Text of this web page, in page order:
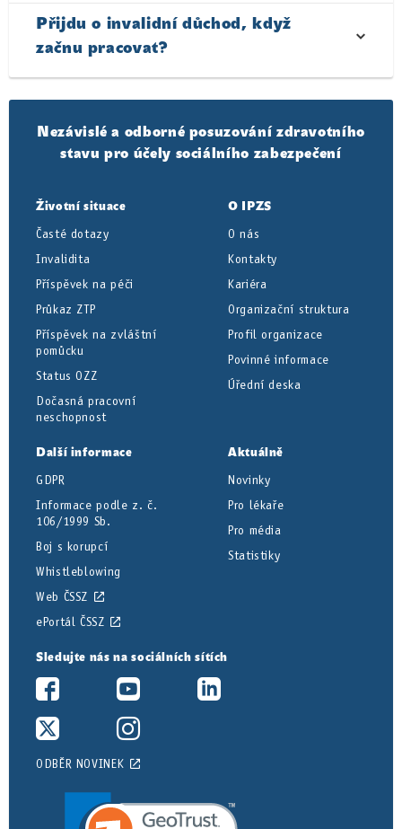
Přijdu o invalidní důchod, když
začnu pracovat?
Nezávislé a odborné posuzování zdravotního
stavu pro účely sociálního zabezpečení
Životní situace
Časté dotazy
Invalidita
Příspěvek na péči
Průkaz ZTP
Příspěvek na zvláštní
pomůcku
Status OZZ
Dočasná pracovní
neschopnost
O IPZS
O nás
Kontakty
Kariéra
Organizační struktura
Profil organizace
Povinné informace
Úřední deska
Další informace
GDPR
Informace podle z. č.
106/1999 Sb.
Boj s korupcí
Whistleblowing
Web ČSSZ
ePortál ČSSZ
Aktuálně
Novinky
Pro lékaře
Pro média
Statistiky
Sledujte nás na sociálních sítích
ODBĚR NOVINEK